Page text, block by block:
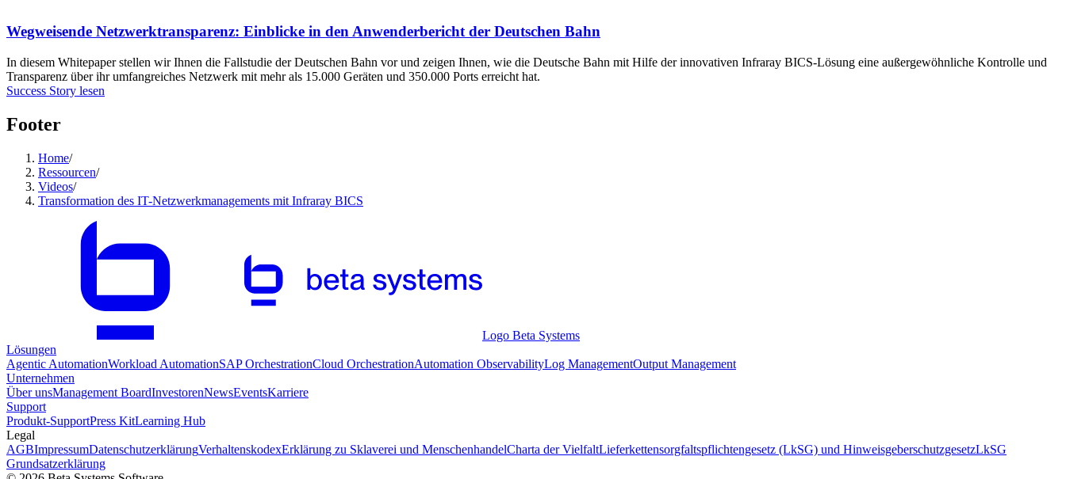
Wegweisende Netzwerktransparenz: Einblicke in den Anwenderbericht der Deutschen Bahn
In diesem Whitepaper stellen wir Ihnen die Fallstudie der Deutschen Bahn vor und zeigen Ihnen, wie die Deutsche Bahn mit Hilfe der innovativen Infraray BICS-Lösung eine außergewöhnliche Kontrolle und
Transparenz über ihr umfangreiches Netzwerk mit mehr als 15.000 Geräten und 350.000 Ports erreicht hat.
Success Story lesen
Footer
Home/
Ressourcen/
Videos/
Transformation des IT-Netzwerkmanagements mit Infraray BICS
Logo Beta Systems
Lösungen
Agentic AutomationWorkload AutomationSAP OrchestrationCloud OrchestrationAutomation ObservabilityLog ManagementOutput Management
Unternehmen
Über unsManagement BoardInvestorenNewsEventsKarriere
Support
Produkt-SupportPress KitLearning Hub
Legal
AGBImpressumDatenschutzerklärungVerhaltenskodexErklärung zu Sklaverei und MenschenhandelCharta der VielfaltLieferkettensorgfaltspflichtengesetz (LkSG) und HinweisgeberschutzgesetzLkSG
Grundsatzerklärung